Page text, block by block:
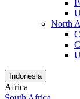
North
Indonesia
Africa